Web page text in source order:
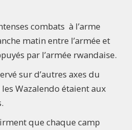
combats à l’arme
matin entre l’armée et
par l’armée rwandaise.
sur d’autres axes du
Wazalendo étaient aux
que chaque camp